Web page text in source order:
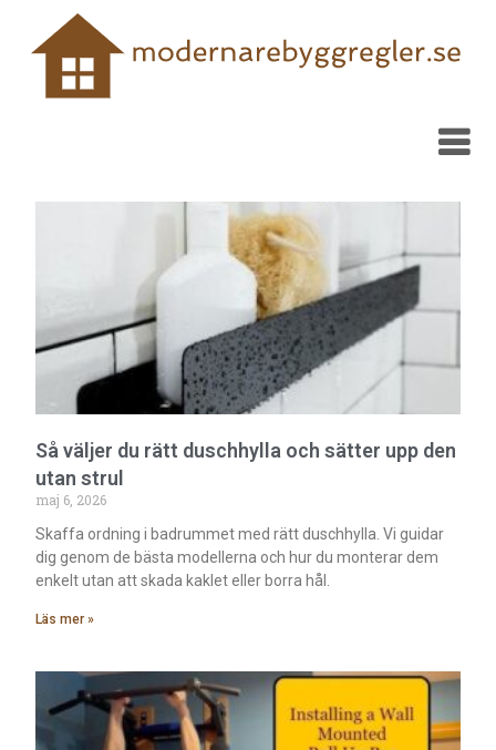
Så väljer du rätt duschhylla och sätter upp den
utan strul
maj 6, 2026
Skaffa ordning i badrummet med rätt duschhylla. Vi guidar
dig genom de bästa modellerna och hur du monterar dem
enkelt utan att skada kaklet eller borra hål.
Läs mer »